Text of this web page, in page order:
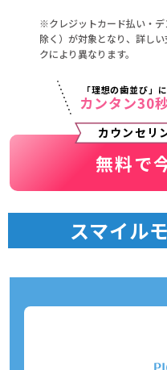
※クレジットカード払い・
除く）が対象となり、詳し
クにより異なります。
「理想の歯並び」
カンタン30
カウンセリ
無料で
スマイル